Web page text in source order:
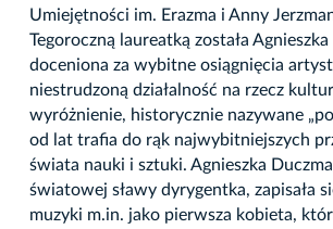
Umiejętności im. Erazma i Anny
Tegoroczną laureatką została
doceniona za wybitne osiągnięcia
niestrudzoną działalność na rzecz
wyróżnienie, historycznie nazywane
od lat trafia do rąk najwybitniejszych
świata nauki i sztuki. Agnieszka
światowej sławy dyrygentka, zapisała
muzyki m.in. jako pierwsza kobieta,